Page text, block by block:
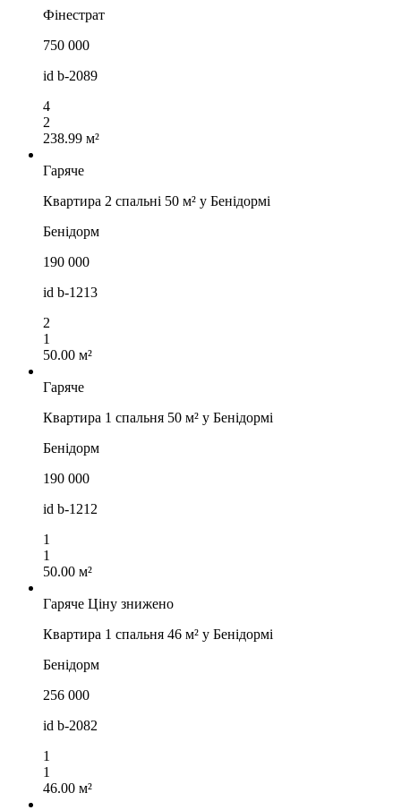
Фінестрат
750 000
id b-2089
4
2
238.99 м²
Гаряче
Квартира 2 спальні 50 м² у Бенідормі
Бенідорм
190 000
id b-1213
2
1
50.00 м²
Гаряче
Квартира 1 спальня 50 м² у Бенідормі
Бенідорм
190 000
id b-1212
1
1
50.00 м²
Гаряче Ціну знижено
Квартира 1 спальня 46 м² у Бенідормі
Бенідорм
256 000
id b-2082
1
1
46.00 м²